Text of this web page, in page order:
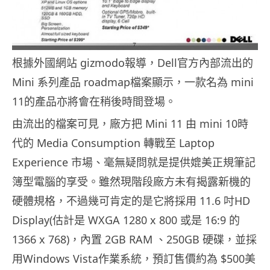
根據外國網站 gizmodo報導，Dell官方內部流出的
Mini 系列產品 roadmap檔案顯示，一款名為 mini
11的產品亦將會在稍後時間登場。
由流出的檔案可見，廠方把 Mini 11 由 mini 10時
代的 Media Consumption 轉戰至 Laptop
Experience 市場、毫無疑問就是提供媲美正規筆記
簿型電腦的享受。雖然現階段廠方未有揭露新機的
硬體規格，不過幾可肯定的是它將採用 11.6 吋HD
Display(估計是 WXGA 1280 x 800 或是 16:9 的
1366 x 768)，內置 2GB RAM 、250GB 硬碟，並採
用Windows Vista作業系統，預訂售價約為 $500美